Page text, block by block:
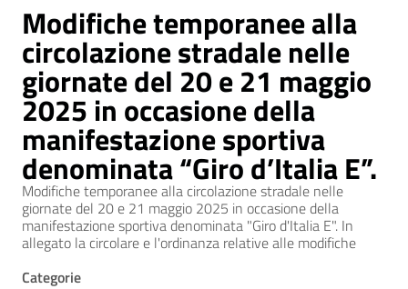
Modifiche temporanee alla
circolazione stradale nelle
giornate del 20 e 21 maggio
2025 in occasione della
manifestazione sportiva
denominata “Giro d’Italia E”.
Modifiche temporanee alla circolazione stradale nelle
giornate del 20 e 21 maggio 2025 in occasione della
manifestazione sportiva denominata "Giro d'Italia E". In
allegato la circolare e l'ordinanza relative alle modifiche
Categorie